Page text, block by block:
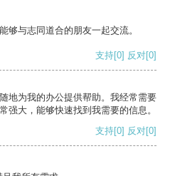
够与志同道合的朋友一起交流。
支持[0] 反对[0]
地为我的办公提供帮助。我经常需要
强大，能够快速找到我需要的信息。
支持[0] 反对[0]